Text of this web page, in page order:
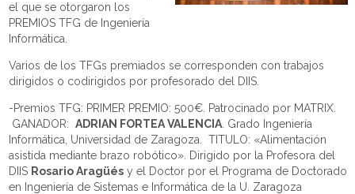
el que se otorgaron los
PREMIOS TFG de Ingeniería
Informática.
Varios de los TFGs premiados se corresponden con trabajos
dirigidos o codirigidos por profesorado del DIIS.
-Premios TFG: PRIMER PREMIO: 500€. Patrocinado por MATRIX.
GANADOR: ADRIAN FORTEA VALENCIA . Grado Ingeniería
Informática, Universidad de Zaragoza.
TITULO: «Alimentación
asistida mediante brazo robótico». Dirigido por la Profesora del
DIIS Rosario Aragüés y el Doctor por el Programa de Doctorado
en Ingeniería de Sistemas e Informática de la U. Zaragoza